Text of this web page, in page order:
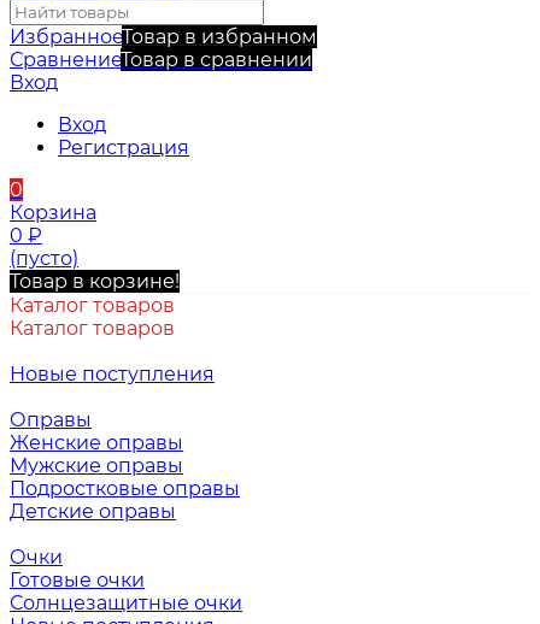
ИзбранноеТовар в избранном
СравнениеТовар в сравнении
Вход
Вход
Регистрация
0
Корзина
0 ₽
(пусто)
Товар в корзине!
Каталог товаров
Каталог товаров
Новые поступления
Оправы
Женские оправы
Мужские оправы
Подростковые оправы
Детские оправы
Очки
Готовые очки
Солнцезащитные очки